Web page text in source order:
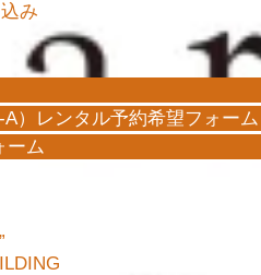
み
）レンタル予約希望フォーム
ーム